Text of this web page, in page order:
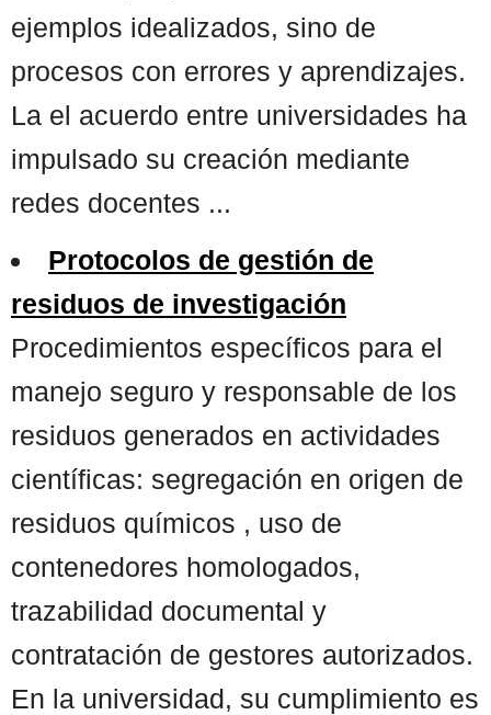
ejemplos idealizados, sino de
procesos con errores y aprendizajes.
La el acuerdo entre universidades ha
impulsado su creación mediante
redes docentes ...
Protocolos de gestión de
residuos de investigación
Procedimientos específicos para el
manejo seguro y responsable de los
residuos generados en actividades
científicas: segregación en origen de
residuos químicos , uso de
contenedores homologados,
trazabilidad documental y
contratación de gestores autorizados.
En la universidad, su cumplimiento es